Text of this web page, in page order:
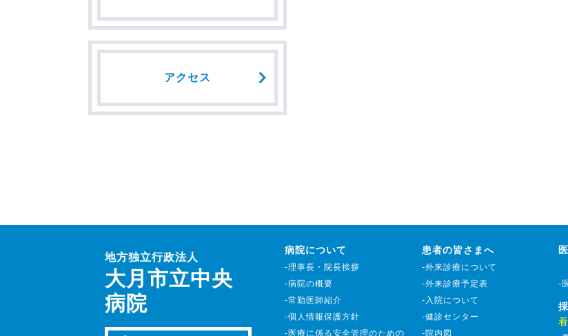
アクセス
地方独立行政法人
大月市立中央
病院
病院について
-理事長・院長挨拶
-病院の概要
-常勤医師紹介
-個人情報保護方針
-医療に係る安全管理のための
患者の皆さまへ
-外来診療について
-外来診療予定表
-入院について
-健診センター
-院内図
-